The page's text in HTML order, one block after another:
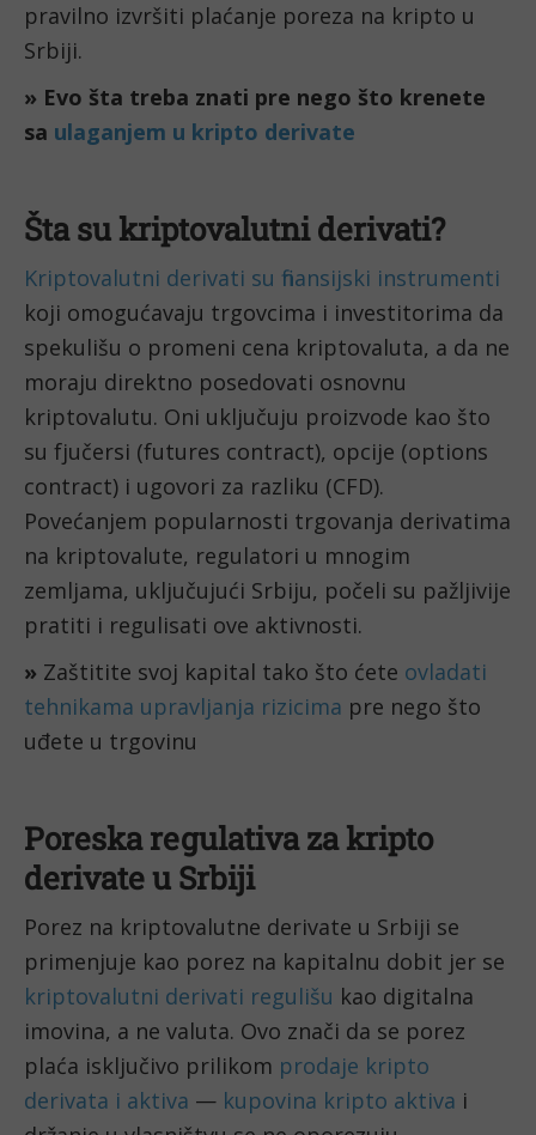
pravilno izvršiti plaćanje poreza na kripto u
Srbiji.
» Evo šta treba znati pre nego što krenete
sa ulaganjem u kripto derivate
Šta su kriptovalutni derivati?
Kriptovalutni derivati su finansijski instrumenti
koji omogućavaju trgovcima i investitorima da
spekulišu o promeni cena kriptovaluta, a da ne
moraju direktno posedovati osnovnu
kriptovalutu. Oni uključuju proizvode kao što
su fjučersi (futures contract), opcije (options
contract) i ugovori za razliku (CFD).
Povećanjem popularnosti trgovanja derivatima
na kriptovalute, regulatori u mnogim
zemljama, uključujući Srbiju, počeli su pažljivije
pratiti i regulisati ove aktivnosti.
» Zaštitite svoj kapital tako što ćete ovladati
tehnikama upravljanja rizicima pre nego što
uđete u trgovinu
Poreska regulativa za kripto
derivate u Srbiji
Porez na kriptovalutne derivate u Srbiji se
primenjuje kao porez na kapitalnu dobit jer se
kriptovalutni derivati regulišu kao digitalna
imovina, a ne valuta. Ovo znači da se porez
plaća isključivo prilikom prodaje kripto
derivata i aktiva — kupovina kripto aktiva i